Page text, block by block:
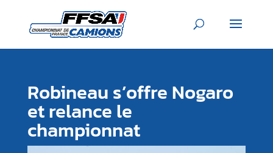
Robineau s’offre Nogaro
et relance le
championnat